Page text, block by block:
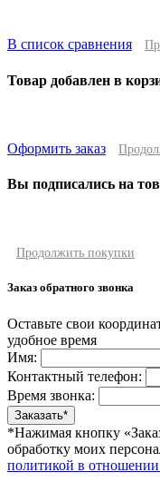
В список сравнения
Товар добавлен в
Оформить заказ
Вы подписались на
Продолжить покупки
Заказ обратного звонка
Оставьте свои
удобное время
Имя:
Контактный телефон:
Время звонка:
*Нажимая кнопку
обработку моих
политикой в